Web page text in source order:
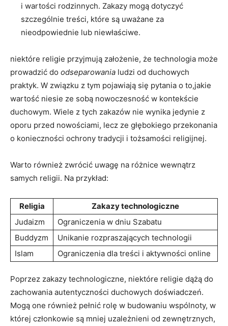
i wartości rodzinnych. Zakazy mogą dotyczyć
szczególnie treści, ⁢które są uważane za
nieodpowiednie lub niewłaściwe.
niektóre religie przyjmują założenie, że technologia może
prowadzić do odseparowania ludzi od duchowych
praktyk. W związku z tym pojawiają się pytania o to,jakie
wartość niesie ze⁢ sobą nowoczesność⁤ w kontekście
⁢duchowym. Wiele ⁢z tych zakazów nie wynika jedynie z
oporu przed nowościami, lecz ze głębokiego przekonania
o konieczności ochrony‍ tradycji⁣ i tożsamości ⁣religijnej.
Warto również zwrócić uwagę na‌ różnice⁤ wewnątrz
samych religii. Na przykład:
Religia
Zakazy technologiczne
Judaizm
Ograniczenia ⁣w dniu Szabatu
Buddyzm
Unikanie rozpraszających technologii
Islam
Ograniczenia ​dla treści‍ i ⁣aktywności online
Poprzez zakazy technologiczne, niektóre religie dążą do
zachowania autentyczności duchowych doświadczeń.​
Mogą one również pełnić rolę w budowaniu wspólnoty, w
której​ członkowie są mniej ‍uzależnieni od zewnętrznych,